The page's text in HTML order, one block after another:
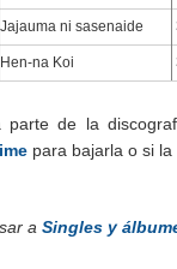
Jajauma ni sasenaide
Hen-na Koi
parte de la
para bajarla o si
a Singles y